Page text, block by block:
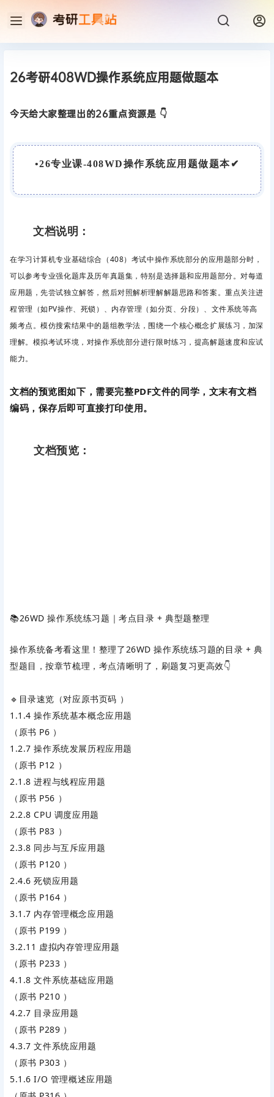
26考研408WD操作系统应用题做题本
今天给大家整理出的26重点资源是 👇
•26专业课-408WD操作系统应用题做题本✔
文档说明：
在学习计算机专业基础综合（408）考试中操作系统部分的应用题部分时，
可以参考专业强化题库及历年真题集，特别是选择题和应用题部分。对每道
应用题，先尝试独立解答，然后对照解析理解解题思路和答案。重点关注进
程管理（如PV操作、死锁）、内存管理（如分页、分段）、文件系统等高
频考点。模仿搜索结果中的题组教学法，围绕一个核心概念扩展练习，加深
理解。 模拟考试环境，对操作系统部分进行限时练习，提高解题速度和应试
能力。
文档的预览图如下，需要完整PDF文件的同学，文末有文档
编码，保存后即可直接打印使用。
文档预览：
📚26WD 操作系统练习题｜考点目录 + 典型题整理
操作系统备考看这里！整理了 26WD 操作系统练习题的目录 + 典
型题目，按章节梳理，考点清晰明了，刷题复习更高效👇
🔹目录速览（对应原书页码 ）
1.1.4 操作系统基本概念应用题
（原书 P6 ）
1.2.7 操作系统发展历程应用题
（原书 P12 ）
2.1.8 进程与线程应用题
（原书 P56 ）
2.2.8 CPU 调度应用题
（原书 P83 ）
2.3.8 同步与互斥应用题
（原书 P120 ）
2.4.6 死锁应用题
（原书 P164 ）
3.1.7 内存管理概念应用题
（原书 P199 ）
3.2.11 虚拟内存管理应用题
（原书 P233 ）
4.1.8 文件系统基础应用题
（原书 P210 ）
4.2.7 目录应用题
（原书 P289 ）
4.3.7 文件系统应用题
（原书 P303 ）
5.1.6 I/O 管理概述应用题